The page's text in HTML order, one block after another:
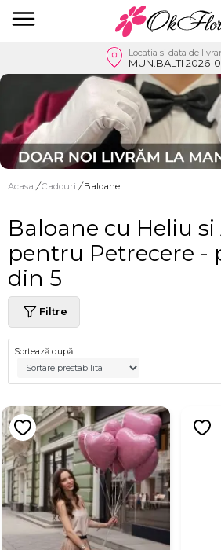
Locatia si data de
MUN.BALTI 2026-
Acasa / Cadouri / Baloane
Baloane cu Heliu si
pentru Petrecere -
din 5
Filtre
Sortează după